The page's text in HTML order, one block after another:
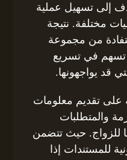
إلى تسهيل عملية
مختلفة. نتيجة
من مجموعة
تسهم في تسريع
قد يواجهونها.
على تقديم معلومات
والمتطلبات
للزواج. حيث تتضمن
للمستندات إذا